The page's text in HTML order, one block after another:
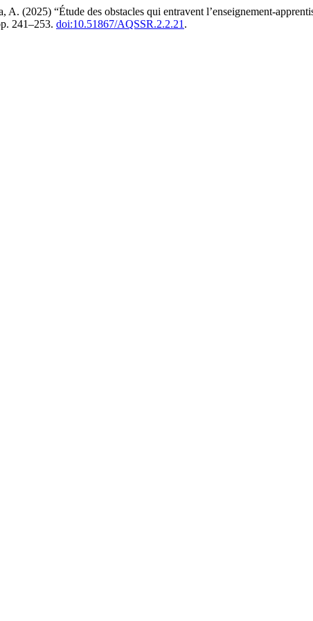
(2025) “Étude des obstacles qui entravent l’enseignement-
241–253. doi:10.51867/AQSSR.2.2.21 .